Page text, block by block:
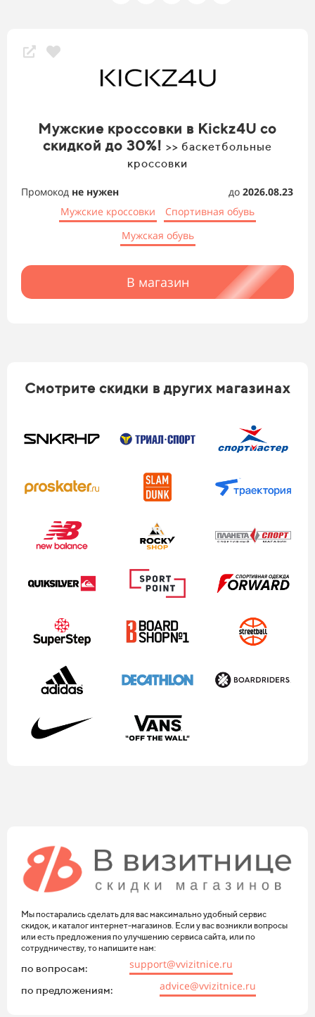
Мужские кроссовки в Kickz4U со
скидкой до 30%! >> баскетбольные
кроссовки
Промокод не нужен до 2026.08.23
Мужские кроссовки
Спортивная обувь
Мужская обувь
В магазин
Смотрите скидки в других магазинах
Мы постарались сделать для вас максимально удобный сервис
скидок, и каталог интернет-магазинов. Если у вас возникли вопросы
или есть предложения по улучшению сервиса сайта, или по
сотрудничеству, то напишите нам:
по вопросам: support@vvizitnice.ru
по предложениям: advice@vvizitnice.ru